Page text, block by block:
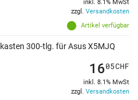
Artikel verfügbar
inkl. 8.1% MwSt
zzgl. Versandkosten
300-tlg. für Asus X5MJQ
1605CHF
inkl. 8.1% MwSt
zzgl. Versandkosten